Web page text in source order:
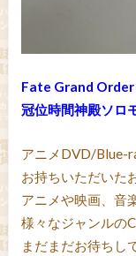
Fate Grand Order
冠位時間神殿ソロ
アニメDVD/Blue-
お持ちいただいた
アニメや映画、音
様々なジャンルの
まだまだお待ちし